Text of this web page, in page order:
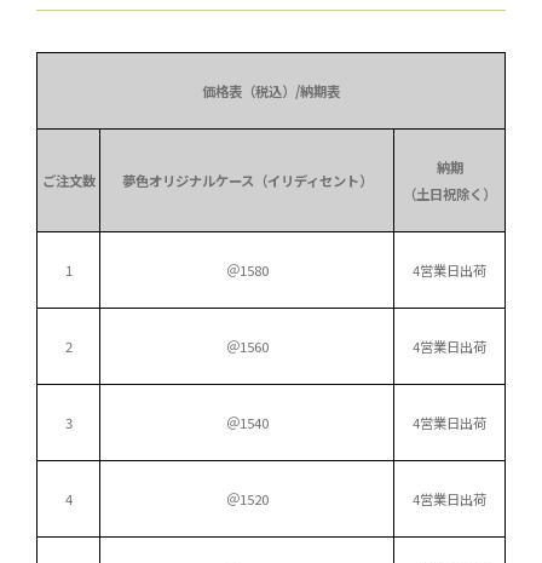
価格表（税込）/納期表
ご注文数 夢色オリジナルケース（イリディセント）
納期
（土日祝除く）
1 ＠1580 4営業日出荷
2 ＠1560 4営業日出荷
3 ＠1540 4営業日出荷
4 ＠1520 4営業日出荷